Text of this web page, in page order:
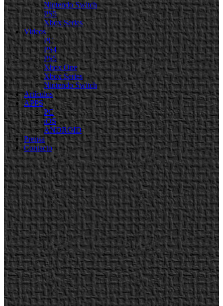
Nintendo Switch
PS5
Xbox Series
Videos
PC
PS4
PS5
Xbox One
Xbox Series
Nintendo Switch
Artículos
APPS
PC
iOS
ANDROID
Prensa
Contacto